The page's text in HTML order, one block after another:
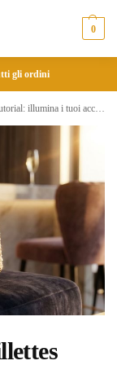
0
gli ordini
tuoi accessori per le serate speciali